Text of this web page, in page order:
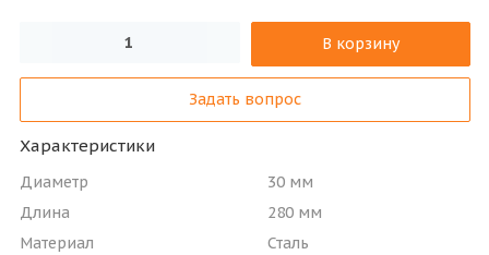
В корзину
Задать вопрос
Характеристики
Диаметр
30 мм
Длина
280 мм
Материал
Сталь